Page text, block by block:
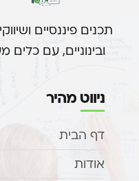
תכנים פיננסיים
ובינוניים, עם
ניווט מהיר
דף הבית
אודות